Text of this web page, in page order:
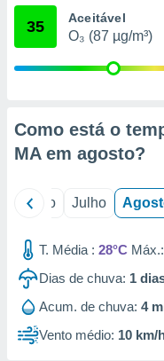
estudos
1199
35 Aceitável
O₃ (87 µg/m³)
Como está o
MA em agosto?
Junho Julho
T. Média : 28°C Máx.:
Dias de chuva: 1
Acum. de chuva: 4
Vento médio: 10 km/